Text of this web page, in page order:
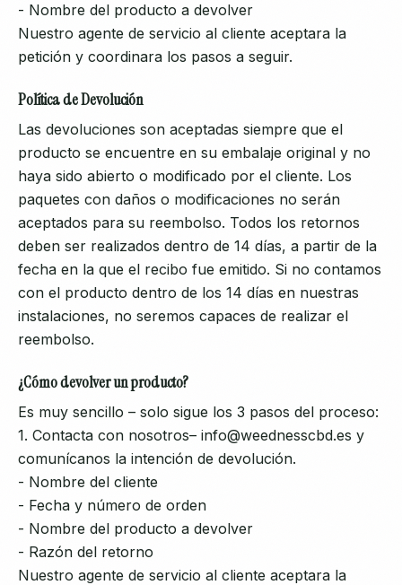
- Nombre del producto a devolver
Nuestro agente de servicio al cliente aceptara la
petición y coordinara los pasos a seguir.
Política de Devolución
Las devoluciones son aceptadas siempre que el
producto se encuentre en su embalaje original y no
haya sido abierto o modificado por el cliente. Los
paquetes con daños o modificaciones no serán
aceptados para su reembolso. Todos los retornos
deben ser realizados dentro de 14 días, a partir de la
fecha en la que el recibo fue emitido. Si no contamos
con el producto dentro de los 14 días en nuestras
instalaciones, no seremos capaces de realizar el
reembolso.
¿Cómo devolver un producto?
Es muy sencillo – solo sigue los 3 pasos del proceso:
1. Contacta con nosotros– info@weednesscbd.es y
comunícanos la intención de devolución.
- Nombre del cliente
- Fecha y número de orden
- Nombre del producto a devolver
- Razón del retorno
Nuestro agente de servicio al cliente aceptara la